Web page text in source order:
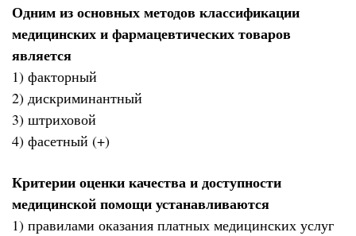
Одним из основных методов классификации
медицинских и фармацевтических товаров
является
1) факторный
2) дискриминантный
3) штриховой
4) фасетный (+)
Критерии оценки качества и доступности
медицинской помощи устанавливаются
1) правилами оказания платных медицинских услуг